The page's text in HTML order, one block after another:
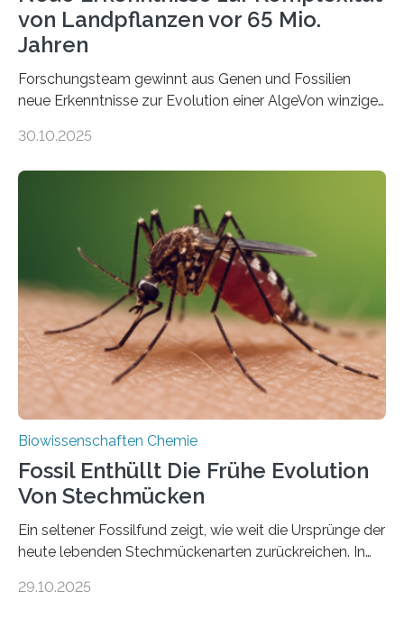
von Landpflanzen vor 65 Mio.
Jahren
Forschungsteam gewinnt aus Genen und Fossilien
neue Erkenntnisse zur Evolution einer AlgeVon winzigen
Landpflanzen zählen zu den komplexesten
Grünalgen, die vor Hunderten von Millionen Jahren
lebten. Unter den Vorfahren sticht eine Gruppe heraus,
die noch heute in der Natur vorkommt: die
Süßwasseralge Coleochaetophyceae. Einige Arten
dieser Gruppe bilden aus Zellfäden dichte Geflechte
mit scheibenförmiger Gestalt. Was auffällig ist: Die
nächsten…
30.10.2025
Biowissenschaften Chemie
Fossil Enthüllt Die Frühe Evolution
Von Stechmücken
Ein seltener Fossilfund zeigt, wie weit die Ursprünge der
heute lebenden Stechmückenarten zurückreichen. In
Forschende die bisher älteste bekannte Stechmücken-
29.10.2025